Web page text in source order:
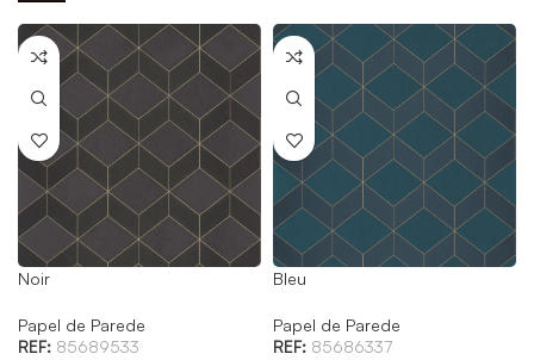
Noir
Papel de Parede
REF: 85689533
Bleu
Papel de Parede
REF: 85686337